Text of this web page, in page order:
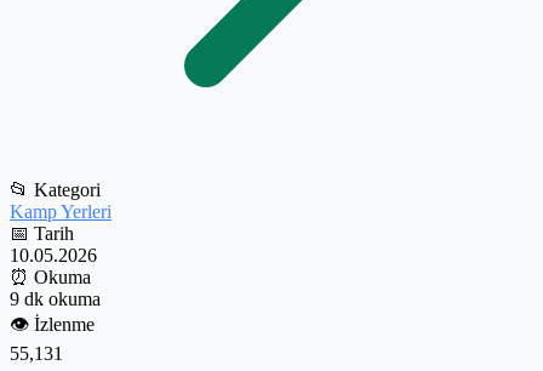
📂 Kategori
Kamp Yerleri
📅 Tarih
10.05.2026
⏰ Okuma
9 dk okuma
👁️ İzlenme
55,131